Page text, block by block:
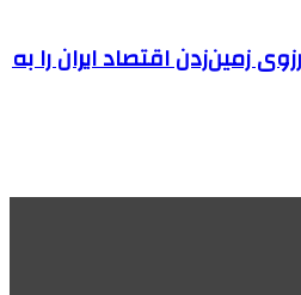
زمین‌زدن اقتصاد ایران را به